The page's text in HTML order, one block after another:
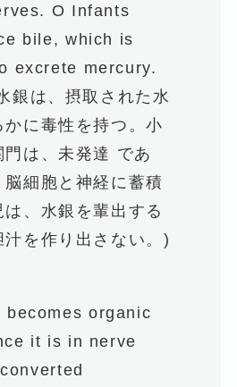
O Infants
bile, which is
excrete mercury.
銀は、摂取された水
に毒性を持つ。小
門は、未発達 であ
脳細胞と神経に蓄積
は、水銀を輩出する
汁を作り出さない。)
becomes organic
it is in nerve